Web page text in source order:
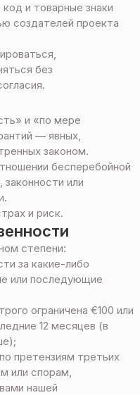
и товарные знаки
создателей проекта
без
и «по мере
— явных,
законом.
бесперебойной
или
и риск.
степени:
за какие-либо
или последующие
ограничена €100 или
12 месяцев (в
претензиям третьих
или спорам,
нашей